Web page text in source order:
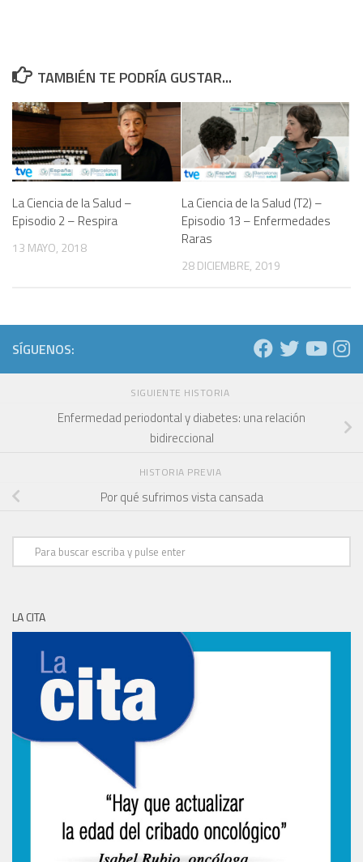
TAMBIÉN TE PODRÍA GUSTAR...
La Ciencia de la Salud –
Episodio 2 – Respira
13 MAYO, 2018
La Ciencia de la Salud (T2) –
Episodio 13 – Enfermedades
Raras
28 DICIEMBRE, 2019
SÍGUENOS:
SIGUIENTE HISTORIA
Enfermedad periodontal y diabetes: una relación
bidireccional
HISTORIA PREVIA
Por qué sufrimos vista cansada
LA CITA